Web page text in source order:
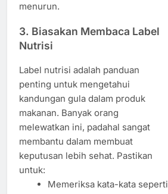
menurun.
3. Biasakan Membaca Label
Nutrisi
Label nutrisi adalah panduan
penting untuk mengetahui
kandungan gula dalam produk
makanan. Banyak orang
melewatkan ini, padahal sangat
membantu dalam membuat
keputusan lebih sehat. Pastikan
untuk:
Memeriksa kata-kata seperti